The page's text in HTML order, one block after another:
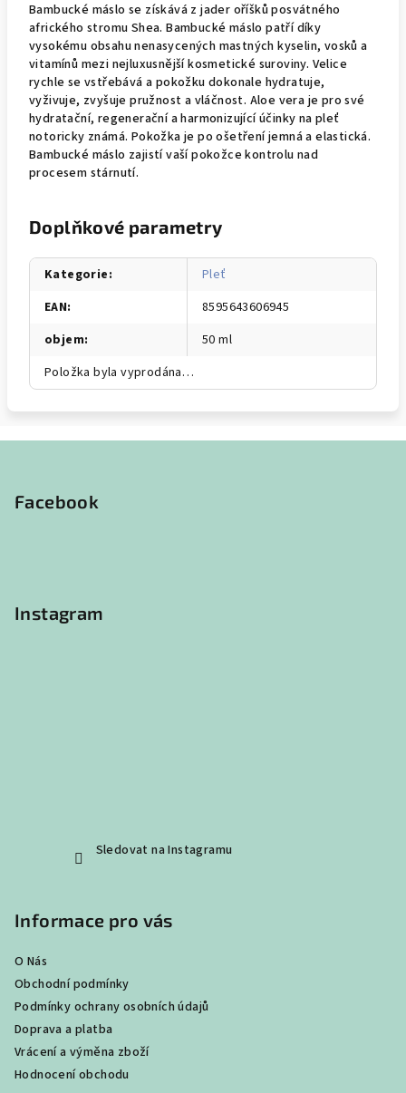
Bambucké máslo se získává z jader oříšků posvátného
afrického stromu Shea. Bambucké máslo patří díky
vysokému obsahu nenasycených mastných kyselin, vosků a
vitamínů mezi nejluxusnější kosmetické suroviny. Velice
rychle se vstřebává a pokožku dokonale hydratuje,
vyživuje, zvyšuje pružnost a vláčnost. Aloe vera je pro své
hydratační, regenerační a harmonizující účinky na pleť
notoricky známá. Pokožka je po ošetření jemná a elastická.
Bambucké máslo zajistí vaší pokožce kontrolu nad
procesem stárnutí.
Doplňkové parametry
Kategorie:
Pleť
EAN:
8595643606945
objem:
50 ml
Položka byla vyprodána…
Facebook
Instagram
Sledovat na Instagramu
Informace pro vás
O Nás
Obchodní podmínky
Podmínky ochrany osobních údajů
Doprava a platba
Vrácení a výměna zboží
Hodnocení obchodu